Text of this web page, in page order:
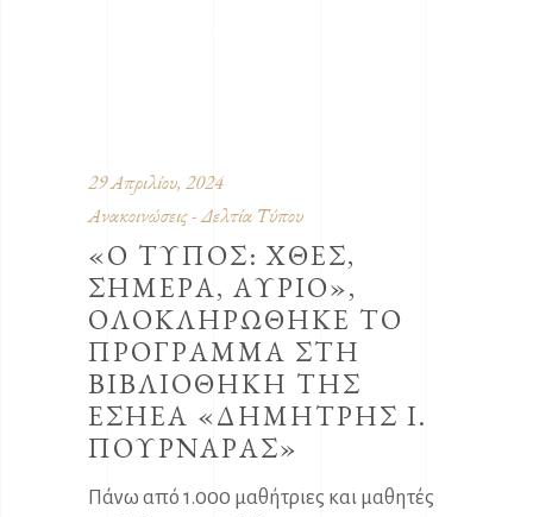
29 Απριλίου, 2024
Ανακοινώσεις - Δελτία Τύπου
«Ο ΤΥΠΟΣ: ΧΘΕΣ,
ΣΗΜΕΡΑ, ΑΥΡΙΟ»,
ΟΛΟΚΛΗΡΩΘΗΚΕ ΤΟ
ΠΡΟΓΡΑΜΜΑ ΣΤΗ
ΒΙΒΛΙΟΘΗΚΗ ΤΗΣ
ΕΣΗΕΑ «ΔΗΜΗΤΡΗΣ Ι.
ΠΟΥΡΝΑΡΑΣ»
Πάνω από 1.000 μαθήτριες και μαθητές